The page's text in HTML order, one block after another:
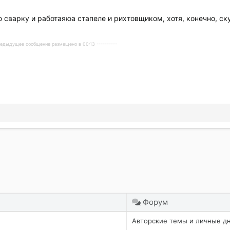
сварку и работаяюа стапеле и рихтовщиком, хотя, конечно,
сообщение размещено в 00:13 ----------
Форум
Авторские темы и личные